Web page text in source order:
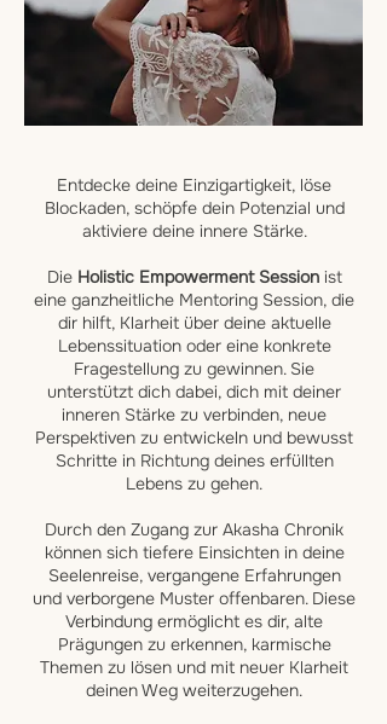
Entdecke deine Einzigartigkeit, löse
Blockaden, schöpfe dein Potenzial und
aktiviere deine innere Stärke.​
Die Holistic Empowerment Sessionist
eine ganzheitliche Mentoring Session, die
dir hilft, Klarheit über deine aktuelle
Lebenssituation oder eine konkrete
Fragestellung zu gewinnen. Sie
unterstützt dich dabei, dich mit deiner
inneren Stärke zu verbinden, neue
Perspektiven zu entwickeln und bewusst
Schritte in Richtung deines erfüllten
Lebens zu gehen.
Durch den Zugang zur Akasha Chronik
können sich tiefere Einsichten in deine
Seelenreise, vergangene Erfahrungen
und verborgene Muster offenbaren. Diese
Verbindung ermöglicht es dir, alte
Prägungen zu erkennen, karmische
Themen zu lösen und mit neuer Klarheit
deinen Weg weiterzugehen.